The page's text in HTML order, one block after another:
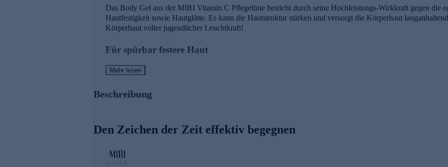
Das Body Gel aus der MIRI Vitamin C Pflegelinie besticht durch seine Hochleistungs-Wirkkraft gegen die
Hautfestigkeit sowie Hautglätte. Es kann die Hautstruktur stärken und versorgt die Körperhaut
Körperhaut voller jugendlicher Leuchtkraft!
Für spürbar festere Haut
Der Hauptwirkstoff Nocturshape reduziert die Lipidakkumulation bei gleichzeitiger Erhöhung der
sorgt es für spürbar mehr Hautfestigkeit. Das Ergebnis: Das Hautrelief wird spürbar geglättet, die
Das enthaltene Sonnenblumenöl ist ein mild pflegendes und leichtes Öl, das die Haut mit wichtiger
Rezeptur mit wertvollen Wirkstoffen
Mehr lesen
Beschreibung
Den Zeichen der Zeit effektiv begegnen